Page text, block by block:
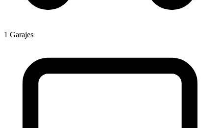
1 Garajes